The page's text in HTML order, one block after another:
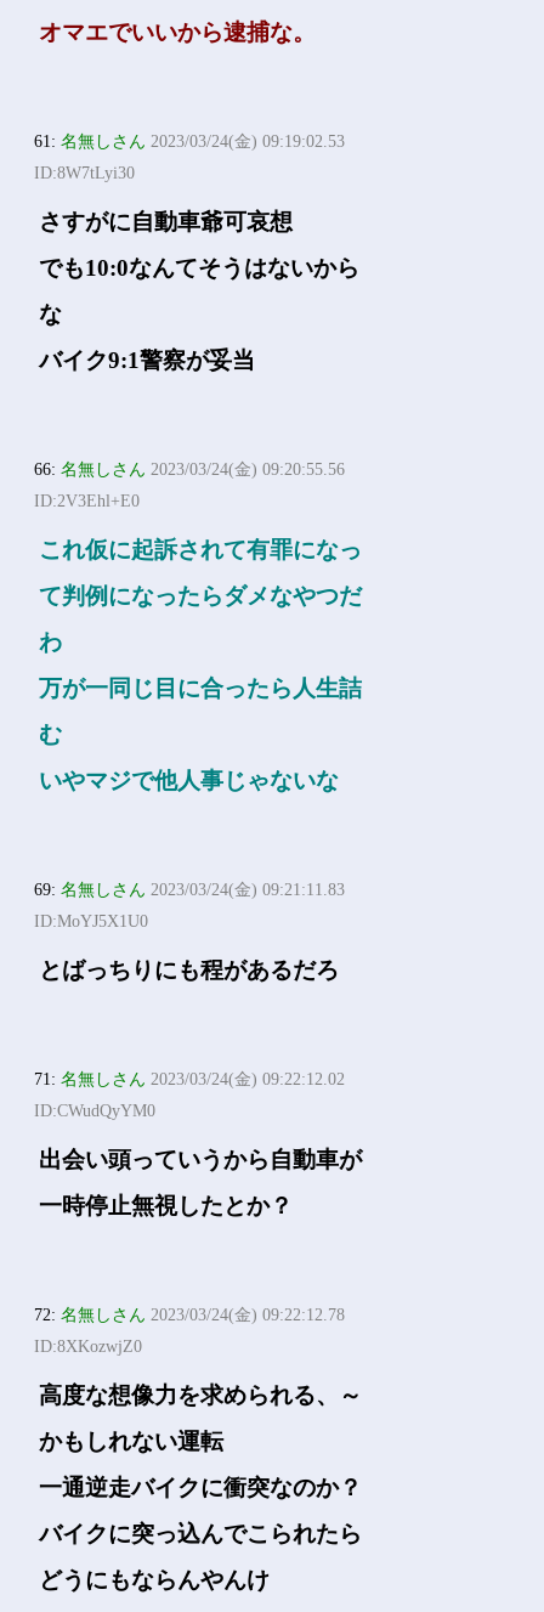
オマエでいいから逮捕な。
61:名無しさん 2023/03/24(金) 09:19:02.53
ID:8W7tLyi30
さすがに自動車爺可哀想
でも10:0なんてそうはないから
な
バイク9:1警察が妥当
66:名無しさん 2023/03/24(金) 09:20:55.56
ID:2V3Ehl+E0
これ仮に起訴されて有罪になっ
て判例になったらダメなやつだ
わ
万が一同じ目に合ったら人生詰
む
いやマジで他人事じゃないな
69:名無しさん 2023/03/24(金) 09:21:11.83
ID:MoYJ5X1U0
とばっちりにも程があるだろ
71:名無しさん 2023/03/24(金) 09:22:12.02
ID:CWudQyYM0
出会い頭っていうから自動車が
一時停止無視したとか？
72:名無しさん 2023/03/24(金) 09:22:12.78
ID:8XKozwjZ0
高度な想像力を求められる、～
かもしれない運転
一通逆走バイクに衝突なのか？
バイクに突っ込んでこられたら
どうにもならんやんけ